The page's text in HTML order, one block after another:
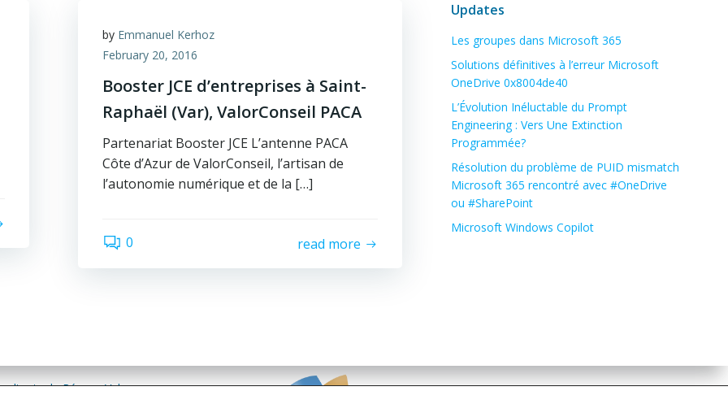
by Emmanuel Kerhoz
February 20, 2016
Booster JCE d’entreprises à Saint-
Raphaël (Var), ValorConseil PACA
Partenariat Booster JCE L’antenne PACA
Côte d’Azur de ValorConseil, l’artisan de
l’autonomie numérique et de la […]
0 read more
Updates
Les groupes dans Microsoft 365
Solutions définitives à l’erreur Microsoft
OneDrive 0x8004de40
L’Évolution Inéluctable du Prompt
Engineering : Vers Une Extinction
Programmée?
Résolution du problème de PUID mismatch
Microsoft 365 rencontré avec #OneDrive
ou #SharePoint
Microsoft Windows Copilot
du Réseau Valor